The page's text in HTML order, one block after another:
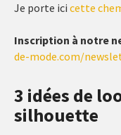
Je porte ici cette
Inscription à notre
de-mode.com/
3 idées de
silhouette